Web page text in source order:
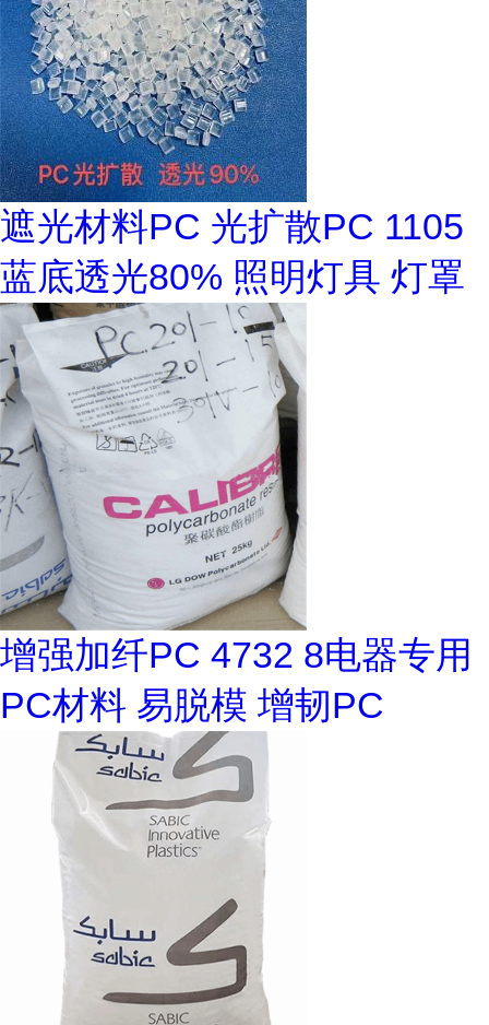
遮光材料PC 光扩散PC 1105
蓝底透光80% 照明灯具 灯罩
增强加纤PC 4732 8电器专用
PC材料 易脱模 增韧PC